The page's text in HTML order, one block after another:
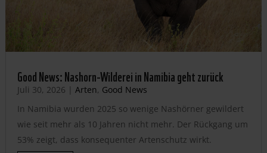
Good News: Nashorn-Wilderei in Namibia geht zurück
Juli 30, 2026 | Arten, Good News
In Namibia wurden 2025 so wenige Nashörner gewildert
wie seit mehr als 10 Jahren nicht mehr. Der Rückgang um
53% zeigt, dass konsequenter Artenschutz wirkt.